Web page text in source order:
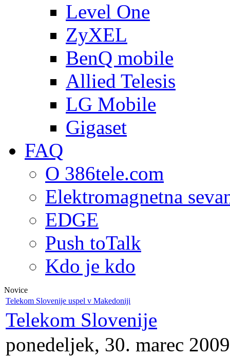
Level One
ZyXEL
BenQ mobile
Allied Telesis
LG Mobile
Gigaset
FAQ
O 386tele.com
Elektromagnetna
EDGE
Push toTalk
Kdo je kdo
Novice
Telekom Slovenije uspel v Makedoniji
Telekom Slovenije
ponedeljek, 30. marec 2009